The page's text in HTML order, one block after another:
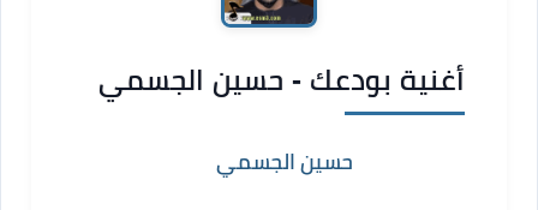
أغنية بودعك - حسين الجسمي
حسين الجسمي